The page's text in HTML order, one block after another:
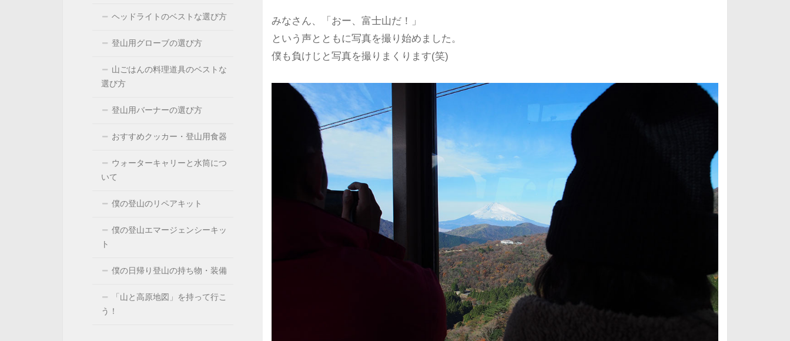
みなさん、「おー、富士山だ！」
という声とともに写真を撮り始めました。
僕も負けじと写真を撮りまくります(笑)
ヘッドライトのベストな選び方
登山用グローブの選び方
山ごはんの料理道具のベストな
選び方
登山用バーナーの選び方
おすすめクッカー・登山用食器
ウォーターキャリーと水筒につ
いて
僕の登山のリペアキット
僕の登山エマージェンシーキッ
ト
僕の日帰り登山の持ち物・装備
「山と高原地図」を持って行こ
う！